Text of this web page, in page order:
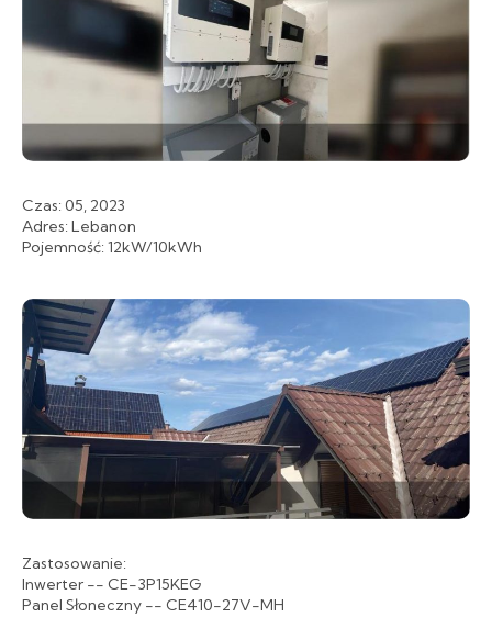
Czas: 05, 2023
Adres: Lebanon
Pojemność: 12kW/10kWh
Zastosowanie:
Inwerter -- CE-3P15KEG
Panel Słoneczny -- CE410-27V-MH